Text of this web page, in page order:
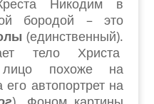
Никодим в
бородой – это
(единственный).
тело Христа
похоже на
автопортрет на